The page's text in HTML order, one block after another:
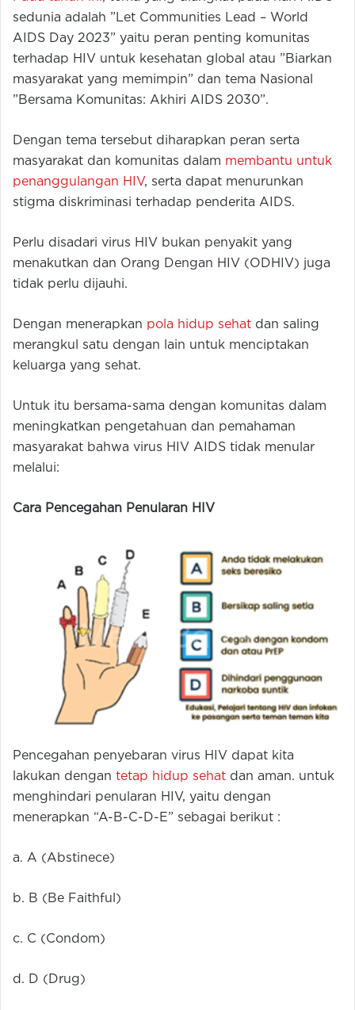
sedunia adalah ”Let Communities Lead – World
AIDS Day 2023” yaitu peran penting komunitas
terhadap HIV untuk kesehatan global atau ”Biarkan
masyarakat yang memimpin” dan tema Nasional
”Bersama Komunitas: Akhiri AIDS 2030”.
Dengan tema tersebut diharapkan peran serta
masyarakat dan komunitas dalam membantu untuk
penanggulangan HIV, serta dapat menurunkan
stigma diskriminasi terhadap penderita AIDS.
Perlu disadari virus HIV bukan penyakit yang
menakutkan dan Orang Dengan HIV (ODHIV) juga
tidak perlu dijauhi.
Dengan menerapkan pola hidup sehat dan saling
merangkul satu dengan lain untuk menciptakan
keluarga yang sehat.
Untuk itu bersama-sama dengan komunitas dalam
meningkatkan pengetahuan dan pemahaman
masyarakat bahwa virus HIV AIDS tidak menular
melalui:
Cara Pencegahan Penularan HIV
Pencegahan penyebaran virus HIV dapat kita
lakukan dengan tetap hidup sehat dan aman. untuk
menghindari penularan HIV, yaitu dengan
menerapkan “A-B-C-D-E” sebagai berikut :
a. A (Abstinece)
b. B (Be Faithful)
c. C (Condom)
d. D (Drug)